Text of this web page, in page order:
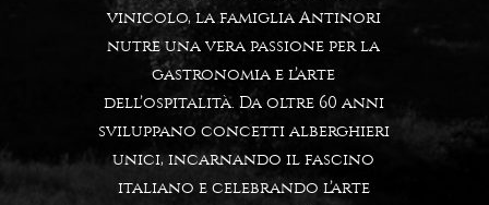
vinicolo, la famiglia Antinori
nutre una vera passione per la
gastronomia e l’arte
dell’ospitalità. Da oltre 60 anni
sviluppano concetti alberghieri
unici, incarnando il fascino
italiano e celebrando l’arte